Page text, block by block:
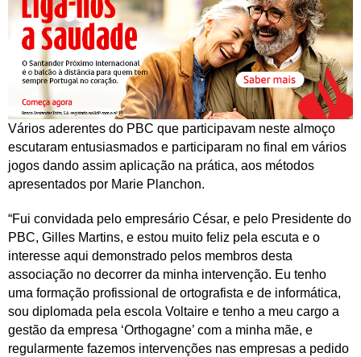
Vários aderentes do PBC que participavam neste almoço
escutaram entusiasmados e participaram no final em vários
jogos dando assim aplicação na prática, aos métodos
apresentados por Marie Planchon.
“Fui convidada pelo empresário César, e pelo Presidente do
PBC, Gilles Martins, e estou muito feliz pela escuta e o
interesse aqui demonstrado pelos membros desta
associação no decorrer da minha intervenção. Eu tenho
uma formação profissional de ortografista e de informática,
sou diplomada pela escola Voltaire e tenho a meu cargo a
gestão da empresa ‘Orthogagne’ com a minha mãe, e
regularmente fazemos intervenções nas empresas a pedido